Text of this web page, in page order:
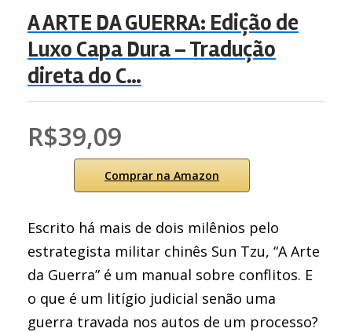
A ARTE DA GUERRA: Edição de
Luxo Capa Dura – Tradução
direta do C…
R$39,09
Comprar na Amazon
Escrito há mais de dois milênios pelo
estrategista militar chinês Sun Tzu, “A Arte
da Guerra” é um manual sobre conflitos. E
o que é um litígio judicial senão uma
guerra travada nos autos de um processo?